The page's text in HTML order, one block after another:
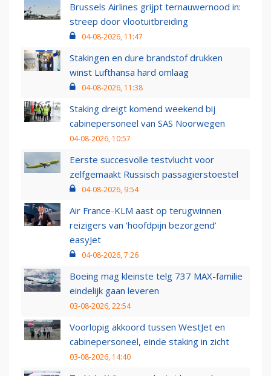
Brussels Airlines grijpt ternauwernood in:
streep door vlootuitbreiding
04-08-2026, 11:47
Stakingen en dure brandstof drukken
winst Lufthansa hard omlaag
04-08-2026, 11:38
Staking dreigt komend weekend bij
cabinepersoneel van SAS Noorwegen
04-08-2026, 10:57
Eerste succesvolle testvlucht voor
zelfgemaakt Russisch passagierstoestel
04-08-2026, 9:54
Air France-KLM aast op terugwinnen
reizigers van ‘hoofdpijn bezorgend’
easyJet
04-08-2026, 7:26
Boeing mag kleinste telg 737 MAX-familie
eindelijk gaan leveren
03-08-2026, 22:54
Voorlopig akkoord tussen WestJet en
cabinepersoneel, einde staking in zicht
03-08-2026, 14:40